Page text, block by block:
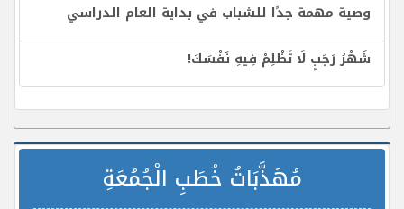
وصية مهمة جدًا للشباب في بداية العام الدراسي
شَهْرُ رَجَبٍ لَا تَظْلِمْ فِيهِ نَفْسَكَ!
مُهَذَّبَاتُ خُطَبِ الْجُمُعَةِ